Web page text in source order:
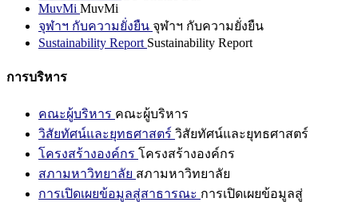
MuvMi MuvMi
จุฬาฯ กับความยั่งยืน จุฬาฯ กับความยั่งยืน
Sustainability Report Sustainability Report
การบริหาร
คณะผู้บริหาร คณะผู้บริหาร
วิสัยทัศน์และยุทธศาสตร์ วิสัยทัศน์และยุทธศาสตร์
โครงสร้างองค์กร โครงสร้างองค์กร
สภามหาวิทยาลัย สภามหาวิทยาลัย
การเปิดเผยข้อมูลสู่สาธารณะ การเปิดเผยข้อมูลสู่